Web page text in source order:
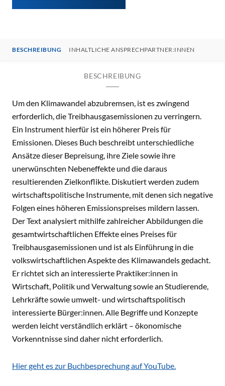
BESCHREIBUNG INHALTLICHE ANSPRECHPARTNER:INNEN
BESCHREIBUNG
Um den Klimawandel abzubremsen, ist es zwingend
erforderlich, die Treibhausgasemissionen zu verringern.
Ein Instrument hierfür ist ein höherer Preis für
Emissionen. Dieses Buch beschreibt unterschiedliche
Ansätze dieser Bepreisung, ihre Ziele sowie ihre
unerwünschten Nebeneffekte und die daraus
resultierenden Zielkonflikte. Diskutiert werden zudem
wirtschaftspolitische Instrumente, mit denen sich negative
Folgen eines höheren Emissionspreises mildern lassen.
Der Text analysiert mithilfe zahlreicher Abbildungen die
gesamtwirtschaftlichen Effekte eines Preises für
Treibhausgasemissionen und ist als Einführung in die
volkswirtschaftlichen Aspekte des Klimawandels gedacht.
Er richtet sich an interessierte Praktiker:innen in
Wirtschaft, Politik und Verwaltung sowie an Studierende,
Lehrkräfte sowie umwelt- und wirtschaftspolitisch
interessierte Bürger:innen. Alle Begriffe und Konzepte
werden leicht verständlich erklärt – ökonomische
Vorkenntnisse sind daher nicht erforderlich.
Hier geht es zur Buchbesprechung auf YouTube.